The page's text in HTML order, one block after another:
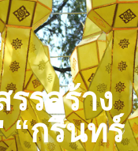
รรสร้าง
“กรินทร์